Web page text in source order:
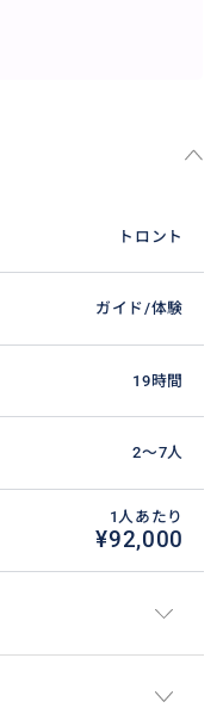
語サポートで安心し
ー」トレイル（断
と食事を楽しめる立
季節営業の場合あ
トロント
ガイド/体験
19時間
2〜7人
1人あたり
¥92,000